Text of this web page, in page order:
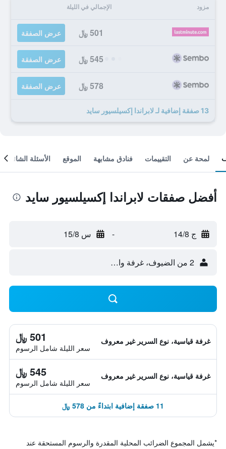
مزود الإجمالي في الليلة
501 ﷼ عرض الصفقة
545 ﷼ عرض الصفقة
578 ﷼ عرض الصفقة
13 صفقة إضافية لـ لابراندا إكسيلسيور سايد
لمحة عن التقييمات فنادق مشابهة الموقع الأسئلة الشائعة
أفضل صفقات لابراندا إكسيلسيور سايد
ج 14/8 - س 15/8
2 من الضيوف، غرفة واحدة
غرفة قياسية، نوع السرير غير معروف 501 ﷼
سعر الليلة شامل الرسوم
غرفة قياسية، نوع السرير غير معروف 545 ﷼
سعر الليلة شامل الرسوم
11 صفقة إضافية ابتداءً من 578 ﷼
*يشمل المجموع الضرائب المحلية المقدرة والرسوم المستحقة عند